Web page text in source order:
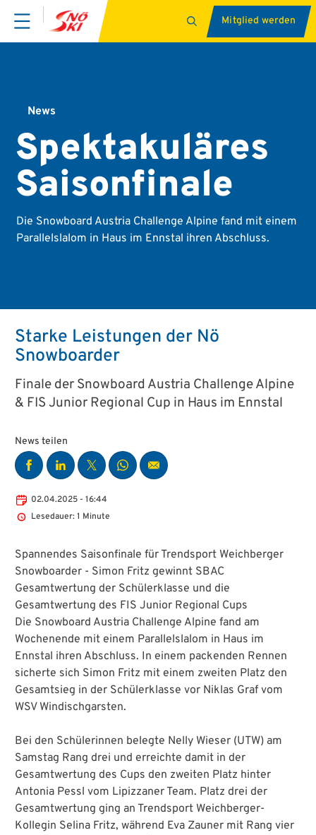
Mitglied werden
News
Spektakuläres
Saisonfinale
Die Snowboard Austria Challenge Alpine fand mit einem
Parallelslalom in Haus im Ennstal ihren Abschluss.
Starke Leistungen der Nö
Snowboarder
Finale der Snowboard Austria Challenge Alpine
& FIS Junior Regional Cup in Haus im Ennstal
News teilen
02.04.2025 - 16:44
Lesedauer: 1 Minute
Spannendes Saisonfinale für Trendsport Weichberger
Snowboarder - Simon Fritz gewinnt SBAC
Gesamtwertung der Schülerklasse und die
Gesamtwertung des FIS Junior Regional Cups
Die Snowboard Austria Challenge Alpine fand am
Wochenende mit einem Parallelslalom in Haus im
Ennstal ihren Abschluss. In einem packenden Rennen
sicherte sich Simon Fritz mit einem zweiten Platz den
Gesamtsieg in der Schülerklasse vor Niklas Graf vom
WSV Windischgarsten.
Bei den Schülerinnen belegte Nelly Wieser (UTW) am
Samstag Rang drei und erreichte damit in der
Gesamtwertung des Cups den zweiten Platz hinter
Antonia Pessl vom Lipizzaner Team. Platz drei der
Gesamtwertung ging an Trendsport Weichberger-
Kollegin Selina Fritz, während Eva Zauner mit Rang vier